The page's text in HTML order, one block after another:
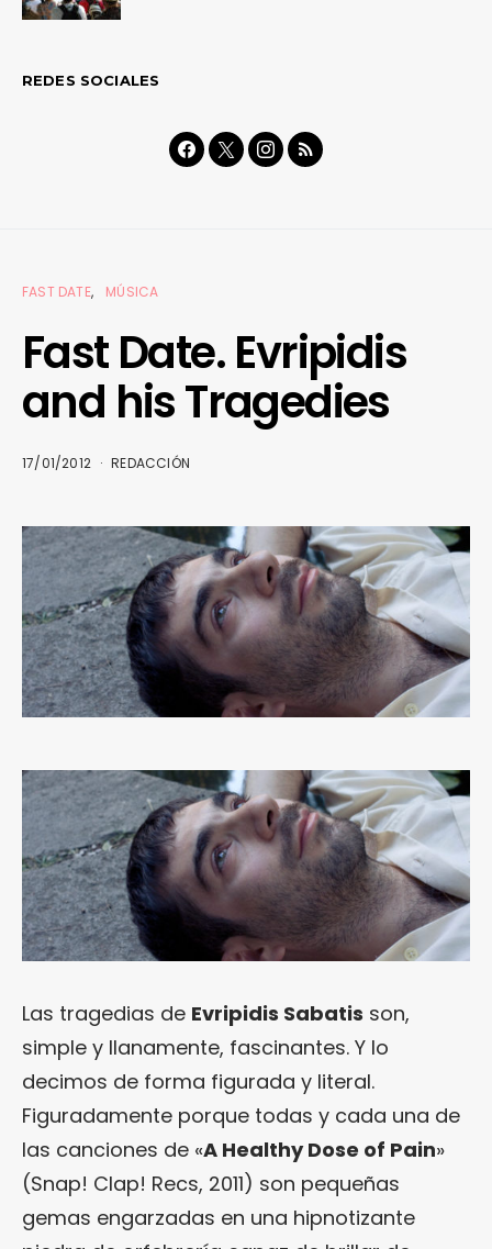
REDES SOCIALES
FAST DATE MÚSICA
Fast Date. Evripidis
and his Tragedies
17/01/2012 REDACCIÓN
Las tragedias de Evripidis Sabatis son,
simple y llanamente, fascinantes. Y lo
decimos de forma figurada y literal.
Figuradamente porque todas y cada una de
las canciones de «A Healthy Dose of Pain»
(Snap! Clap! Recs, 2011) son pequeñas
gemas engarzadas en una hipnotizante